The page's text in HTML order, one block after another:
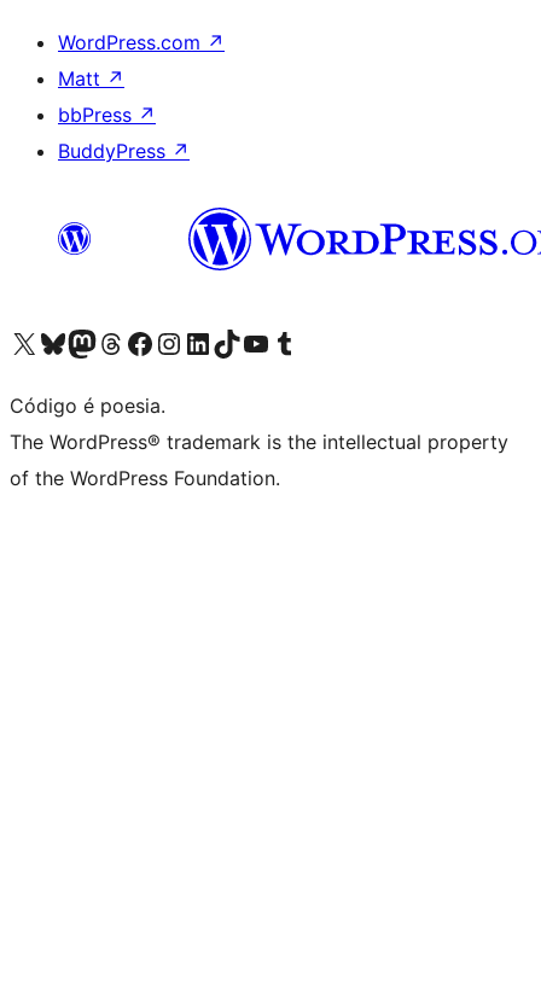
WordPress.com ↗
Matt ↗
bbPress ↗
BuddyPress ↗
Acessar nossa conta do X (antigo Twitter)
Acessar nossa conta do Bluesky
Acessar nossa conta do Mastodon
Acessar nossa conta do Threads
Acessar nossa página do Facebook
Acessar nossa conta do Instagram
Acessar nossa conta do LinkedIn
Acessar nossa conta do TikTok
Acessar nosso canal do YouTube
Acessar nossa conta no Tumblr
Código é poesia.
The WordPress® trademark is the intellectual property
of the WordPress Foundation.